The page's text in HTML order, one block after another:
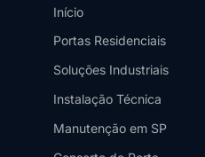
Início
Portas Residenciais
Soluções Industriais
Instalação Técnica
Manutenção em SP